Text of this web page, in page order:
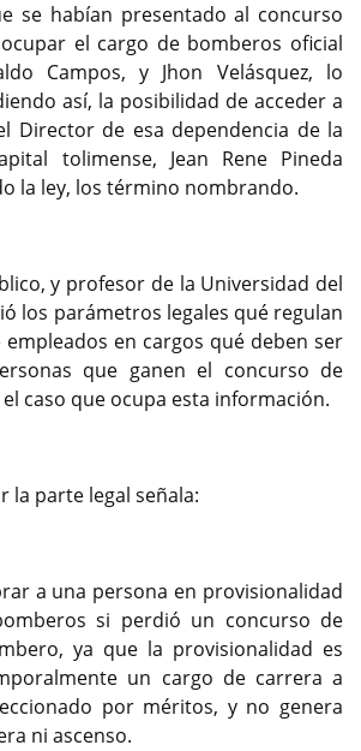
se habían presentado al concurso
el cargo de bomberos oficial
Campos, y Jhon Velásquez, lo
así, la posibilidad de acceder a
Director de esa dependencia de la
tolimense, Jean Rene Pineda
la ley, los término nombrando.
y profesor de la Universidad del
los parámetros legales qué regulan
empleados en cargos qué deben ser
que ganen el concurso de
caso que ocupa esta información.
la parte legal señala:
a una persona en provisionalidad
si perdió un concurso de
ya que la provisionalidad es
un cargo de carrera a
por méritos, y no genera
ni ascenso.